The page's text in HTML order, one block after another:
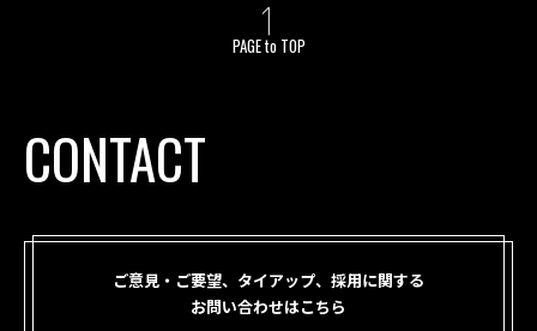
PAGE to TOP
CONTACT
ご意見・ご要望、タイアップ、採用に関する
お問い合わせはこちら